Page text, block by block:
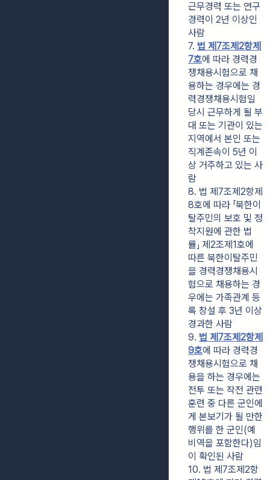
근무경력 또는 연구
경력이 2년 이상인
사람
7. 법 제7조제2항제
7호에 따라 경력경
쟁채용시험으로 채
용하는 경우에는 경
력경쟁채용시험일
당시 근무하게 될 부
대 또는 기관이 있는
지역에서 본인 또는
직계존속이 5년 이
상 거주하고 있는 사
람
8. 법 제7조제2항제
8호에 따라 「북한이
탈주민의 보호 및 정
착지원에 관한 법
률」 제2조제1호에
따른 북한이탈주민
을 경력경쟁채용시
험으로 채용하는 경
우에는 가족관계 등
록 창설 후 3년 이상
경과한 사람
9. 법 제7조제2항제
9호에 따라 경력경
쟁채용시험으로 채
용을 하는 경우에는
전투 또는 작전 관련
훈련 중 다른 군인에
게 본보기가 될 만한
행위를 한 군인(예
비역을 포함한다)임
이 확인된 사람
10. 법 제7조제2항